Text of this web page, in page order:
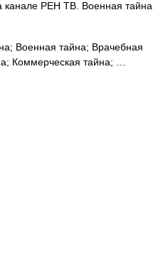
канале РЕН ТВ. Военная тайна
Военная тайна; Врачебная
Коммерческая тайна; …